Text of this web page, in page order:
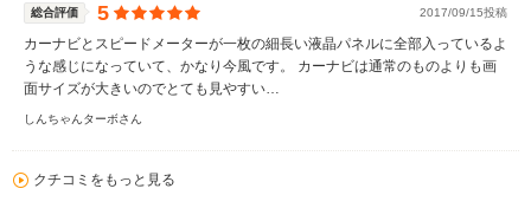
総合評価 5 2017/09/15投稿
カーナビとスピードメーターが一枚の細長い液晶パネルに全部入っているよ
うな感じになっていて、かなり今風です。 カーナビは通常のものよりも画
面サイズが大きいのでとても見やすい…
しんちゃんターボさん
クチコミをもっと見る